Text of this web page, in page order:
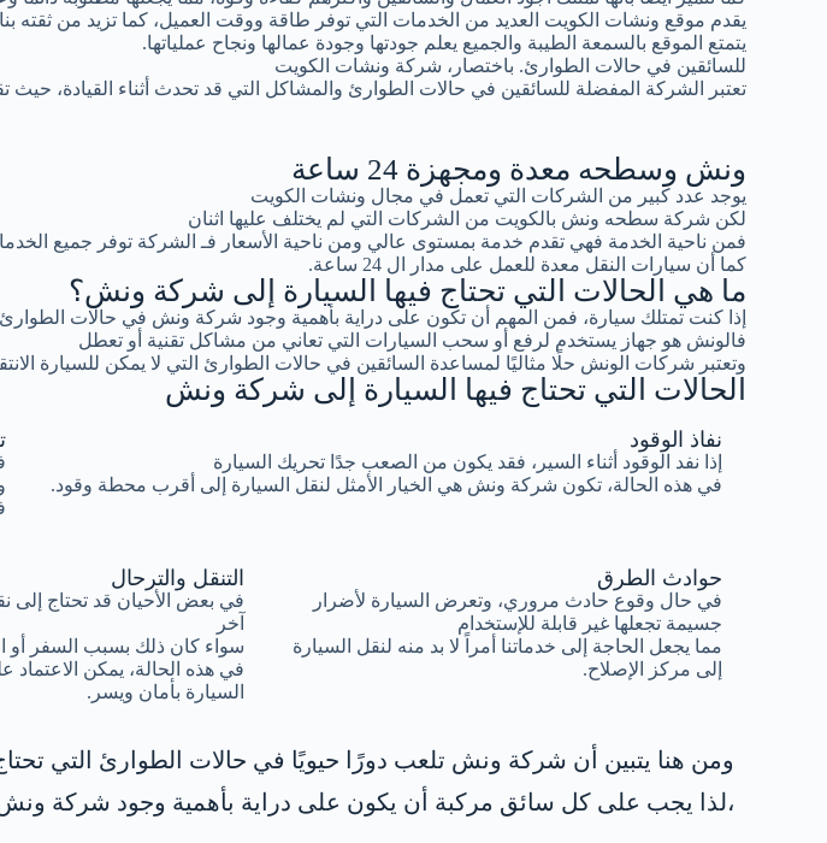
يقدم موقع ونشات الكويت العديد من الخدمات التي توفر طاقة ووقت العميل، كما تزيد من ثقته
يتمتع الموقع بالسمعة الطيبة والجميع يعلم جودتها وجودة عمالها ونجاح عملياتها.
للسائقين في حالات الطوارئ. باختصار، شركة ونشات الكويت
تعتبر الشركة المفضلة للسائقين في حالات الطوارئ والمشاكل التي قد تحدث أثناء القيادة،
ونش وسطحه معدة ومجهزة 24 ساعة
يوجد عدد كبير من الشركات التي تعمل في مجال ونشات الكويت
لكن شركة سطحه ونش بالكويت من الشركات التي لم يختلف عليها اثنان
فمن ناحية الخدمة فهي تقدم خدمة بمستوى عالي ومن ناحية الأسعار فـ الشركة توفر جميع
كما أن سيارات النقل معدة للعمل على مدار ال 24 ساعة.
ما هي الحالات التي تحتاج فيها السيارة إلى شركة ونش؟
إذا كنت تمتلك سيارة، فمن المهم أن تكون على دراية بأهمية وجود شركة ونش في حالات الطوارئ
فالونش هو جهاز يستخدم لرفع أو سحب السيارات التي تعاني من مشاكل تقنية أو تعطل
وتعتبر شركات الونش حلًا مثاليًا لمساعدة السائقين في حالات الطوارئ التي لا يمكن للسيارة
الحالات التي تحتاج فيها السيارة إلى شركة ونش
نفاذ الوقود
إذا نفد الوقود أثناء السير، فقد يكون من الصعب جدًا تحريك السيارة
في هذه الحالة، تكون شركة ونش هي الخيار الأمثل لنقل السيارة إلى أقرب محطة وقود.
التنقل والترحال
في بعض الأحيان قد تحتاج إلى
آخر
سواء كان ذلك بسبب السفر أو
في هذه الحالة، يمكن
السيارة بأمان ويسر.
حوادث الطرق
في حال وقوع حادث مروري، وتعرض السيارة لأضرار
جسيمة تجعلها غير قابلة للإستخدام
مما يجعل الحاجة إلى خدماتنا أمراً لا بد منه لنقل السيارة
إلى مركز الإصلاح.
ومن هنا يتبين أن شركة ونش تلعب دورًا حيويًا في حالات الطوارئ التي
،لذا يجب على كل سائق مركبة أن يكون على دراية بأهمية وجود شركة ونش